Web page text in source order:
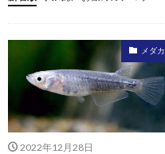
メダカ
2022年12月28日